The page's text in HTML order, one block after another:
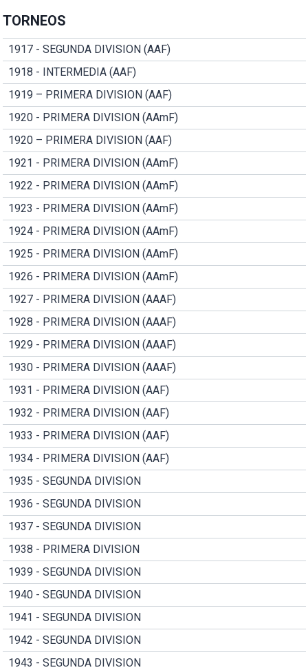
TORNEOS
1917 - SEGUNDA DIVISION (AAF)
1918 - INTERMEDIA (AAF)
1919 – PRIMERA DIVISION (AAF)
1920 - PRIMERA DIVISION (AAmF)
1920 – PRIMERA DIVISION (AAF)
1921 - PRIMERA DIVISION (AAmF)
1922 - PRIMERA DIVISION (AAmF)
1923 - PRIMERA DIVISION (AAmF)
1924 - PRIMERA DIVISION (AAmF)
1925 - PRIMERA DIVISION (AAmF)
1926 - PRIMERA DIVISION (AAmF)
1927 - PRIMERA DIVISION (AAAF)
1928 - PRIMERA DIVISION (AAAF)
1929 - PRIMERA DIVISION (AAAF)
1930 - PRIMERA DIVISION (AAAF)
1931 - PRIMERA DIVISION (AAF)
1932 - PRIMERA DIVISION (AAF)
1933 - PRIMERA DIVISION (AAF)
1934 - PRIMERA DIVISION (AAF)
1935 - SEGUNDA DIVISION
1936 - SEGUNDA DIVISION
1937 - SEGUNDA DIVISION
1938 - PRIMERA DIVISION
1939 - SEGUNDA DIVISION
1940 - SEGUNDA DIVISION
1941 - SEGUNDA DIVISION
1942 - SEGUNDA DIVISION
1943 - SEGUNDA DIVISION